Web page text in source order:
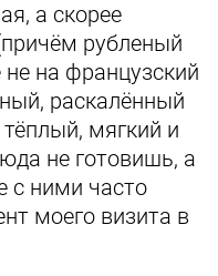
а скорее
рубленый
на французский
раскалённый
мягкий и
не готовишь, а
с ними часто
моего визита в